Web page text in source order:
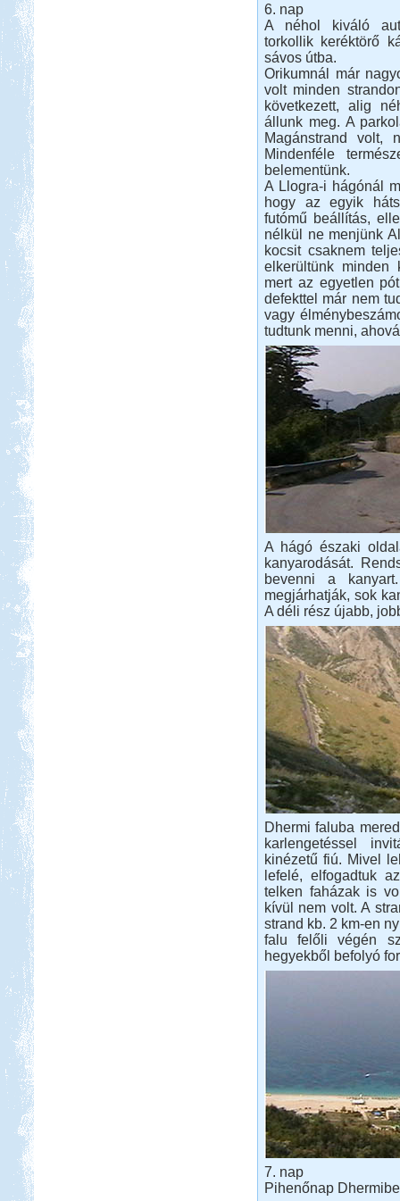
6. nap
A néhol kiváló
torkollik keréktörő
sávos útba.
Orikumnál már
volt minden
következett, alig
állunk meg. A
Magánstrand volt,
Mindenféle
belementünk.
A Llogra-i hágónál
hogy az egyik
futómű beállítás,
nélkül ne menjünk
kocsit csaknem
elkerültünk minden
mert az egyetlen
defekttel már nem
vagy
tudtunk menni,
A hágó északi
kanyarodását.
bevenni a
megjárhatják, sok
A déli rész újabb,
Dhermi faluba
karlengetéssel
kinézetű fiú. Mivel
lefelé, elfogadtuk
telken faházak is
kívül nem volt. A
strand kb. 2 km-en
falu felőli végén
hegyekből befolyó
7. nap
Pihenőnap